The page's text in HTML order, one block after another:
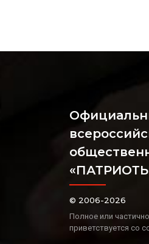
© 2006-2026
Полное или
приветствуется со